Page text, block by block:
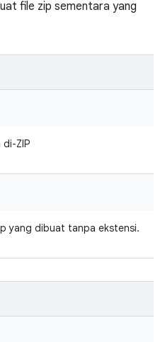
file zip sementara yang
ZIP
yang dibuat tanpa ekstensi.